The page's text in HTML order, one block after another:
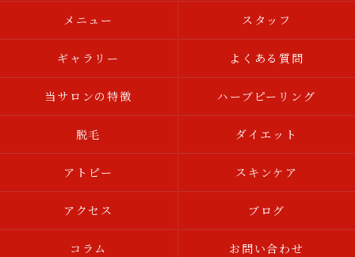
メニュー スタッフ
ギャラリー よくある質問
当サロンの特徴 ハーブピーリング
脱毛 ダイエット
アトピー スキンケア
アクセス ブログ
コラム お問い合わせ